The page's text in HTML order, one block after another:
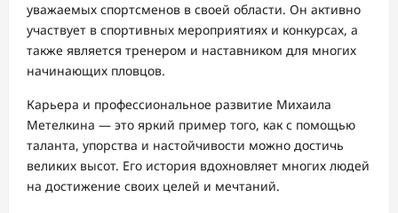
уважаемых спортсменов в своей области. Он активно
участвует в спортивных мероприятиях и конкурсах, а
также является тренером и наставником для многих
начинающих пловцов.
Карьера и профессиональное развитие Михаила
Метелкина — это яркий пример того, как с помощью
таланта, упорства и настойчивости можно достичь
великих высот. Его история вдохновляет многих людей
на достижение своих целей и мечтаний.